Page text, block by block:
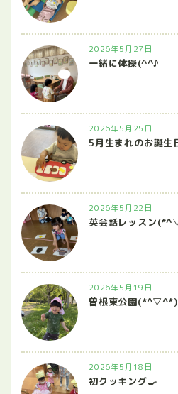
2026年5月27日
一緒に体操(^^♪
2026年5月25日
5月生まれのお誕生
2026年5月22日
英会話レッスン
2026年5月19日
曽根東公園(*^▽^*)
2026年5月18日
初クッキング🍳